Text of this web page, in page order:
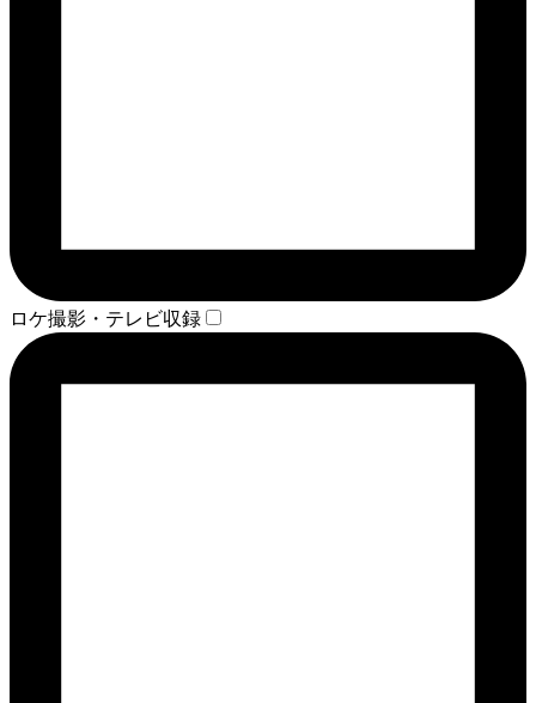
ロケ撮影・テレビ収録